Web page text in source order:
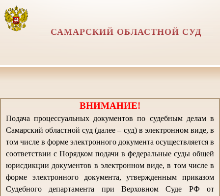
САМАРСКИЙ ОБЛАСТНОЙ СУД
ВНИМАНИЕ!
Подача процессуальных документов по судебным делам в
Самарский областной суд (далее – суд) в электронном виде, в
том числе в форме электронного документа осуществляется в
соответствии с Порядком подачи в федеральные суды общей
юрисдикции документов в электронном виде, в том числе в
форме электронного документа, утвержденным приказом
Судебного департамента при Верховном Суде РФ от